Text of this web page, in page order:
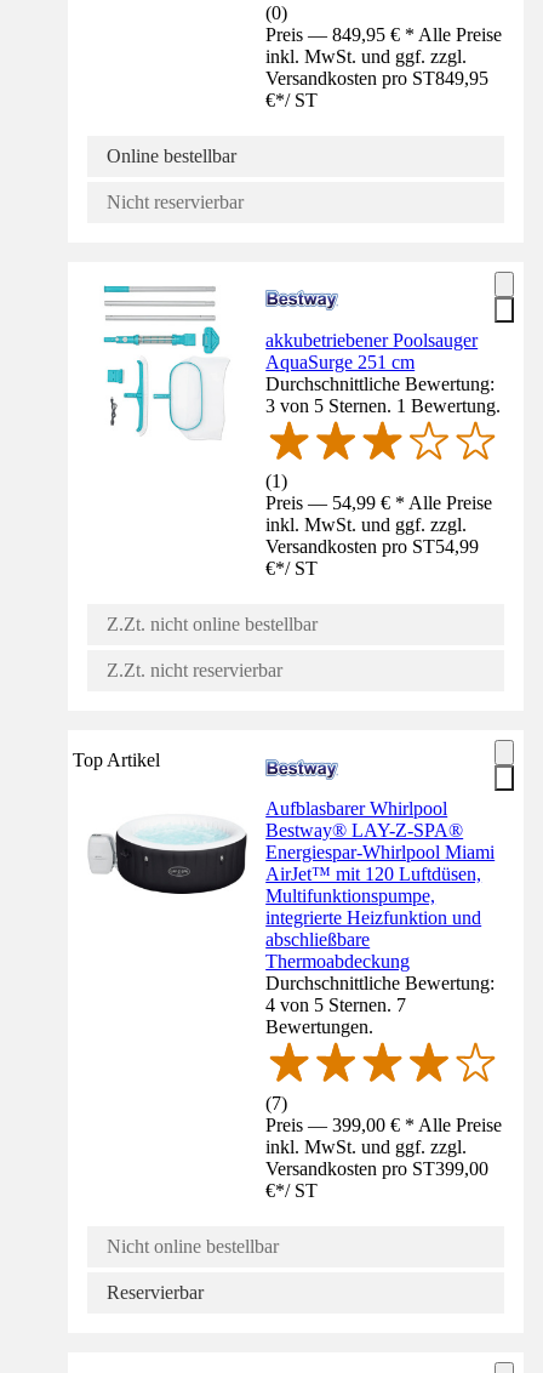
(0)
Preis — 849,95 € * Alle Preise
inkl. MwSt. und ggf. zzgl.
Versandkosten pro ST849,95
€*/ ST
Online bestellbar
Nicht reservierbar
akkubetriebener Poolsauger
AquaSurge 251 cm
Durchschnittliche Bewertung:
3 von 5 Sternen. 1 Bewertung.
(1)
Preis — 54,99 € * Alle Preise
inkl. MwSt. und ggf. zzgl.
Versandkosten pro ST54,99
€*/ ST
Z.Zt. nicht online bestellbar
Z.Zt. nicht reservierbar
Top Artikel
Aufblasbarer Whirlpool
Bestway® LAY-Z-SPA®
Energiespar-Whirlpool Miami
AirJet™ mit 120 Luftdüsen,
Multifunktionspumpe,
integrierte Heizfunktion und
abschließbare
Thermoabdeckung
Durchschnittliche Bewertung:
4 von 5 Sternen. 7
Bewertungen.
(7)
Preis — 399,00 € * Alle Preise
inkl. MwSt. und ggf. zzgl.
Versandkosten pro ST399,00
€*/ ST
Nicht online bestellbar
Reservierbar